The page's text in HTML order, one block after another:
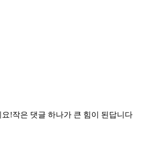
요!작은 댓글 하나가 큰 힘이 된답니다